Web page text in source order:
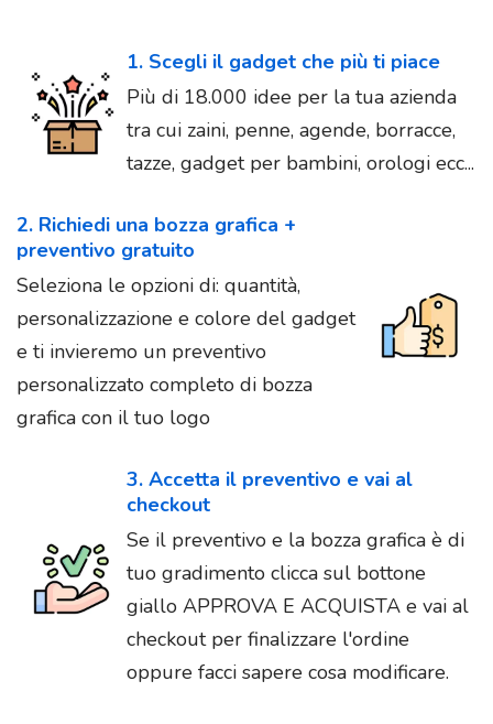
1. Scegli il gadget che più ti piace
Più di 18.000 idee per la tua azienda
tra cui zaini, penne, agende, borracce,
tazze, gadget per bambini, orologi ecc...
2. Richiedi una bozza grafica +
preventivo gratuito
Seleziona le opzioni di: quantità,
personalizzazione e colore del gadget
e ti invieremo un preventivo
personalizzato completo di bozza
grafica con il tuo logo
3. Accetta il preventivo e vai al
checkout
Se il preventivo e la bozza grafica è di
tuo gradimento clicca sul bottone
giallo APPROVA E ACQUISTA e vai al
checkout per finalizzare l'ordine
oppure facci sapere cosa modificare.